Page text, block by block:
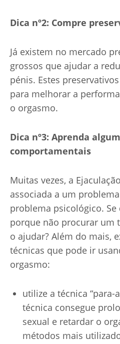
Dica nº2: Compre
Já existem no mercado
grossos que ajudar a
pénis. Estes
para melhorar a
o orgasmo.
Dica nº3: Aprenda
comportamentais
Muitas vezes, a
associada a um
problema psicológico. Se
porque não procurar um
o ajudar? Além do mais,
técnicas que pode ir
orgasmo:
utilize a técnica “para-
técnica consegue
sexual e retardar o
métodos mais